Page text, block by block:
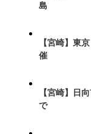
島
【宮崎】東
催
【宮崎】日
で